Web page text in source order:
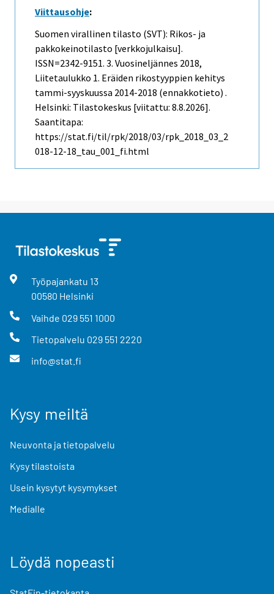
Viittausohje:
Suomen virallinen tilasto (SVT): Rikos- ja
pakkokeinotilasto [verkkojulkaisu].
ISSN=2342-9151. 3. Vuosineljännes 2018,
Liitetaulukko 1. Eräiden rikostyyppien kehitys
tammi-syyskuussa 2014-2018 (ennakkotieto) .
Helsinki: Tilastokeskus [viitattu: 8.8.2026].
Saantitapa:
https://stat.fi/til/rpk/2018/03/rpk_2018_03_2
018-12-18_tau_001_fi.html
Työpajankatu 13
00580 Helsinki
Vaihde 029 551 1000
Tietopalvelu 029 551 2220
info@stat.fi
Kysy meiltä
Neuvonta ja tietopalvelu
Kysy tilastoista
Usein kysytyt kysymykset
Medialle
Löydä nopeasti